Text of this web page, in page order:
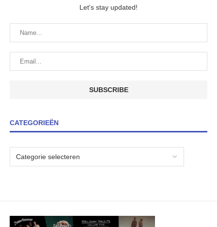
Let's stay updated!
CATEGORIEËN